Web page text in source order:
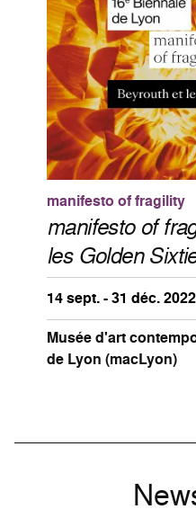
manifesto of fragility
manifesto of
les Golden
14 sept. - 31 déc. 2022
Musée d'art
de Lyon (macLyon)